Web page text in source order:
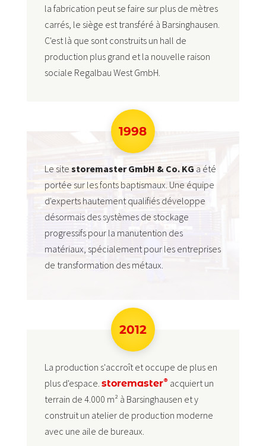
la fabrication peut se faire sur plus de mètres
carrés, le siège est transféré à Barsinghausen.
C'est là que sont construits un hall de
production plus grand et la nouvelle raison
sociale Regalbau West GmbH.
1998
Le site storemaster GmbH & Co. KG a été
portée sur les fonts baptismaux. Une équipe
d'experts hautement qualifiés développe
désormais des systèmes de stockage
progressifs pour la manutention des
matériaux, spécialement pour les entreprises
de transformation des métaux.
2012
La production s'accroît et occupe de plus en
plus d'espace. storemaster® acquiert un
terrain de 4.000 m² à Barsinghausen et y
construit un atelier de production moderne
avec une aile de bureaux.